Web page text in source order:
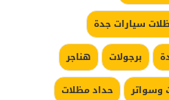
سيارات جدة
برجولات
هناجر
وسواتر
حداد مظلات